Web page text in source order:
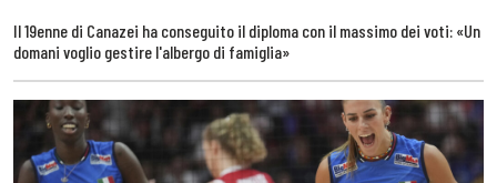
Il 19enne di Canazei ha conseguito il diploma con il massimo dei voti: «Un
domani voglio gestire l'albergo di famiglia»